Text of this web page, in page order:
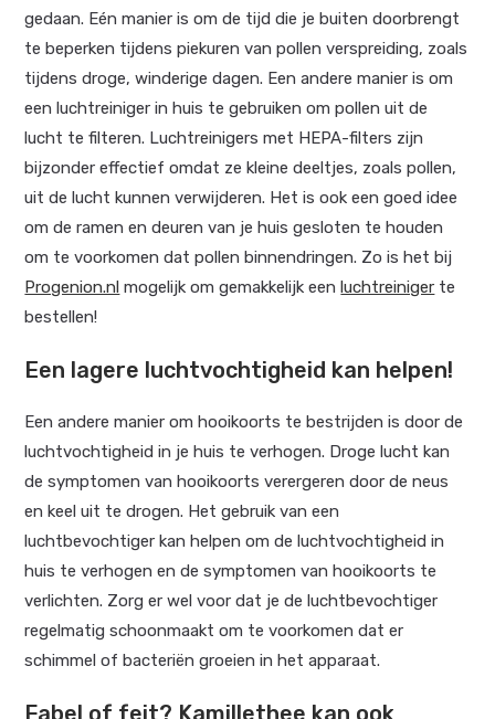
gedaan. Eén manier is om de tijd die je buiten doorbrengt
te beperken tijdens piekuren van pollen verspreiding, zoals
tijdens droge, winderige dagen. Een andere manier is om
een luchtreiniger in huis te gebruiken om pollen uit de
lucht te filteren. Luchtreinigers met HEPA-filters zijn
bijzonder effectief omdat ze kleine deeltjes, zoals pollen,
uit de lucht kunnen verwijderen. Het is ook een goed idee
om de ramen en deuren van je huis gesloten te houden
om te voorkomen dat pollen binnendringen. Zo is het bij
Progenion.nl mogelijk om gemakkelijk eenluchtreiniger te
bestellen!
Een lagere luchtvochtigheid kan helpen!
Een andere manier om hooikoorts te bestrijden is door de
luchtvochtigheid in je huis te verhogen. Droge lucht kan
de symptomen van hooikoorts verergeren door de neus
en keel uit te drogen. Het gebruik van een
luchtbevochtiger kan helpen om de luchtvochtigheid in
huis te verhogen en de symptomen van hooikoorts te
verlichten. Zorg er wel voor dat je de luchtbevochtiger
regelmatig schoonmaakt om te voorkomen dat er
schimmel of bacteriën groeien in het apparaat.
Fabel of feit? Kamillethee kan ook